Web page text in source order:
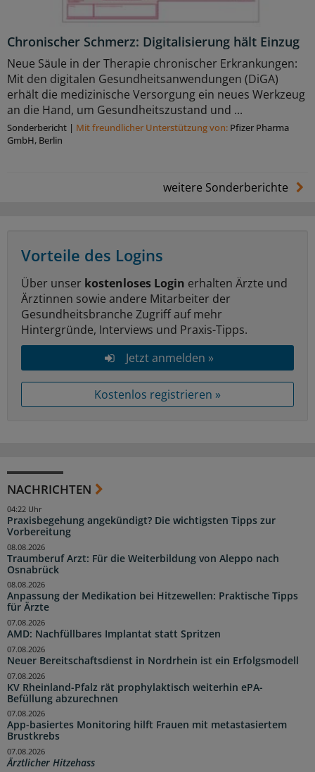
Chronischer Schmerz: Digitalisierung hält Einzug
Neue Säule in der Therapie chronischer Erkrankungen:
Mit den digitalen Gesundheitsanwendungen (DiGA)
erhält die medizinische Versorgung ein neues Werkzeug
an die Hand, um Gesundheitszustand und ...
Sonderbericht | Mit freundlicher Unterstützung von: Pfizer Pharma
GmbH, Berlin
weitere Sonderberichte
Vorteile des Logins
Über unser kostenloses Login erhalten Ärzte und
Ärztinnen sowie andere Mitarbeiter der
Gesundheitsbranche Zugriff auf mehr
Hintergründe, Interviews und Praxis-Tipps.
Jetzt anmelden »
Kostenlos registrieren »
NACHRICHTEN
Praxisbegehung angekündigt? Die wichtigsten Tipps zur
Vorbereitung
04:22 Uhr
Traumberuf Arzt: Für die Weiterbildung von Aleppo nach
Osnabrück
08.08.2026
Anpassung der Medikation bei Hitzewellen: Praktische Tipps
für Ärzte
08.08.2026
AMD: Nachfüllbares Implantat statt Spritzen
07.08.2026
Neuer Bereitschaftsdienst in Nordrhein ist ein Erfolgsmodell
07.08.2026
KV Rheinland-Pfalz rät prophylaktisch weiterhin ePA-
Befüllung abzurechnen
07.08.2026
App-basiertes Monitoring hilft Frauen mit metastasiertem
Brustkrebs
07.08.2026
Ärztlicher Hitzehass
07.08.2026